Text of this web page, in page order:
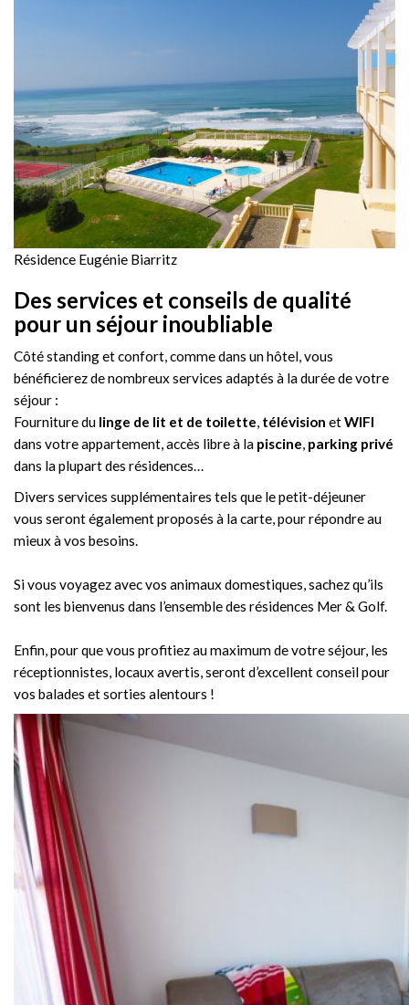
Résidence Eugénie Biarritz
Des services et conseils de qualité
pour un séjour inoubliable
Côté standing et confort, comme dans un hôtel, vous
bénéficierez de nombreux services adaptés à la durée de votre
séjour :
Fourniture du linge de lit et de toilette, télévision etWIFI
dans votre appartement, accès libre à la piscine, parking privé
dans la plupart des résidences…
Divers services supplémentaires tels que le petit-déjeuner
vous seront également proposés à la carte, pour répondre au
mieux à vos besoins.
Si vous voyagez avec vos animaux domestiques, sachez qu’ils
sont les bienvenus dans l’ensemble des résidences Mer & Golf.
Enfin, pour que vous profitiez au maximum de votre séjour, les
réceptionnistes, locaux avertis, seront d’excellent conseil pour
vos balades et sorties alentours !